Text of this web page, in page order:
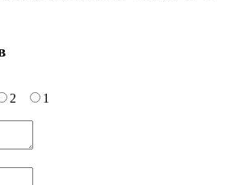
2
1